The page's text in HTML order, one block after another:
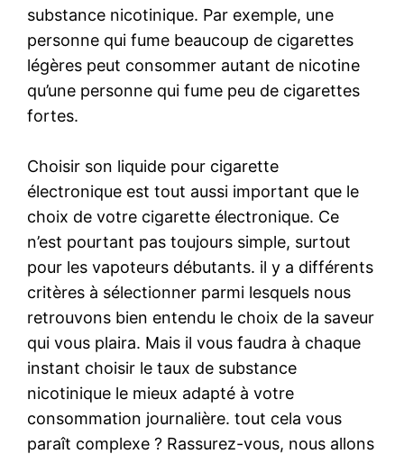
substance nicotinique. Par exemple, une
personne qui fume beaucoup de cigarettes
légères peut consommer autant de nicotine
qu’une personne qui fume peu de cigarettes
fortes.
Choisir son liquide pour cigarette
électronique est tout aussi important que le
choix de votre cigarette électronique. Ce
n’est pourtant pas toujours simple, surtout
pour les vapoteurs débutants. il y a différents
critères à sélectionner parmi lesquels nous
retrouvons bien entendu le choix de la saveur
qui vous plaira. Mais il vous faudra à chaque
instant choisir le taux de substance
nicotinique le mieux adapté à votre
consommation journalière. tout cela vous
paraît complexe ? Rassurez-vous, nous allons